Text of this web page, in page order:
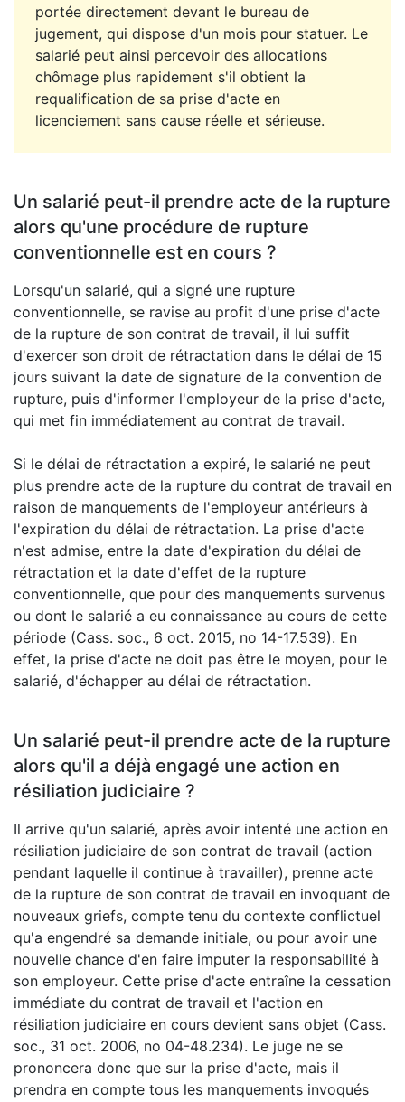
portée directement devant le bureau de
jugement, qui dispose d'un mois pour statuer. Le
salarié peut ainsi percevoir des allocations
chômage plus rapidement s'il obtient la
requalification de sa prise d'acte en
licenciement sans cause réelle et sérieuse.
Un salarié peut-il prendre acte de la rupture
alors qu'une procédure de rupture
conventionnelle est en cours ?
Lorsqu'un salarié, qui a signé une rupture
conventionnelle, se ravise au profit d'une prise d'acte
de la rupture de son contrat de travail, il lui suffit
d'exercer son droit de rétractation dans le délai de 15
jours suivant la date de signature de la convention de
rupture, puis d'informer l'employeur de la prise d'acte,
qui met fin immédiatement au contrat de travail.
Si le délai de rétractation a expiré, le salarié ne peut
plus prendre acte de la rupture du contrat de travail en
raison de manquements de l'employeur antérieurs à
l'expiration du délai de rétractation. La prise d'acte
n'est admise, entre la date d'expiration du délai de
rétractation et la date d'effet de la rupture
conventionnelle, que pour des manquements survenus
ou dont le salarié a eu connaissance au cours de cette
période (Cass. soc., 6 oct. 2015, no 14-17.539). En
effet, la prise d'acte ne doit pas être le moyen, pour le
salarié, d'échapper au délai de rétractation.
Un salarié peut-il prendre acte de la rupture
alors qu'il a déjà engagé une action en
résiliation judiciaire ?
Il arrive qu'un salarié, après avoir intenté une action en
résiliation judiciaire de son contrat de travail (action
pendant laquelle il continue à travailler), prenne acte
de la rupture de son contrat de travail en invoquant de
nouveaux griefs, compte tenu du contexte conflictuel
qu'a engendré sa demande initiale, ou pour avoir une
nouvelle chance d'en faire imputer la responsabilité à
son employeur. Cette prise d'acte entraîne la cessation
immédiate du contrat de travail et l'action en
résiliation judiciaire en cours devient sans objet (Cass.
soc., 31 oct. 2006, no 04-48.234). Le juge ne se
prononcera donc que sur la prise d'acte, mais il
prendra en compte tous les manquements invoqués